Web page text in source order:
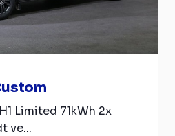
Limited 71kWh 2x
ve...